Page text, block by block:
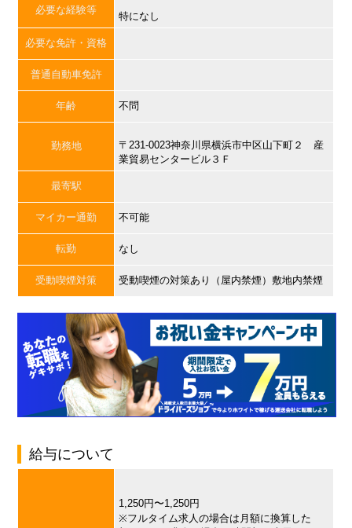
必要な経験等
特になし
必要な免許・資格
普通自動車免許
年齢 不問
勤務地
〒231-0023神奈川県横浜市中区山下町２ 産
業貿易センタービル３Ｆ
最寄駅
マイカー通勤 不可能
転勤 なし
受動喫煙対策 受動喫煙の対策あり（屋内禁煙）敷地内禁煙
給与について
1,250円〜1,250円
※フルタイム求人の場合は月額に換算した